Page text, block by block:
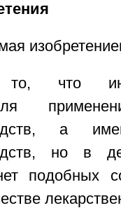
что
а
но в
подобных